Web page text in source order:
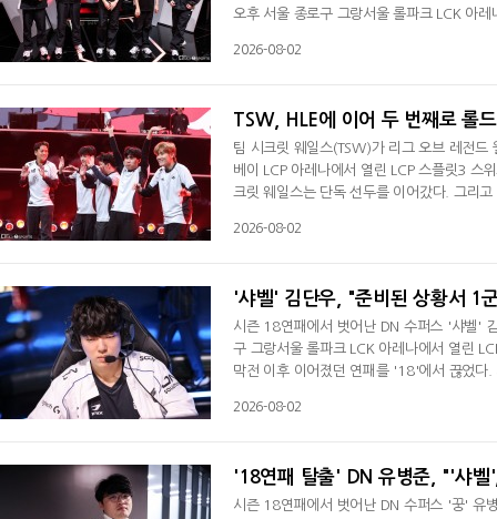
오후 서울 종로구 그랑서울 롤파크 LCK 아
2경기를 모두 내줬다. 시즌 15승 5패(+19)
2026-08-02
TSW, HLE에 이어 두 번째로 롤
팀 시크릿 웨일스(TSW)가 리그 오브 레전
베이 LCP 아레나에서 열린 LCP 스플릿3 스
크릿 웨일스는 단독 선두를 이어갔다. 그리
릿2서 우승을 차지했다. 팀 시크릿 웨일스는
2026-08-02
'샤벨' 김단우, "준비된 상황서 1
시즌 18연패에서 벗어난 DN 수퍼스 '샤벨'
구 그랑서울 롤파크 LCK 아레나에서 열린
막전 이후 이어졌던 연패를 '18'에서 끊었
조금 아쉽지만 그래도 뿌듯하다"며 승리 소
2026-08-02
'18연패 탈출' DN 유병준, "'샤벨
시즌 18연패에서 벗어난 DN 수퍼스 '꿍' 유